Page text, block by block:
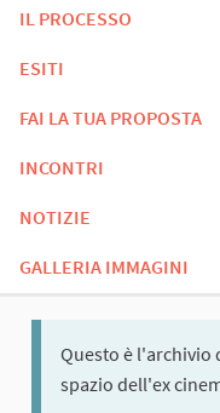
IL PROCESSO
ESITI
FAI LA TUA PROPOSTA
INCONTRI
NOTIZIE
GALLERIA IMMAGINI
Questo è l'archivio
spazio dell'ex